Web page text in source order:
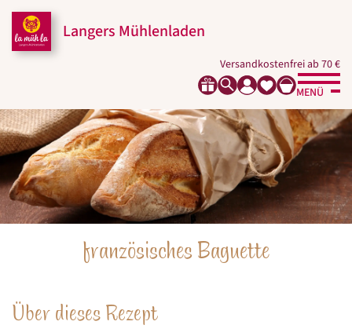
Seitenbereiche:
Zum
Inhalt
Zur
Hauptnavigation
Zur
FooternavigationLangers Mühlenladen
Versandkostenfrei ab 70 €
MENÜ
französisches Baguette
Über dieses Rezept